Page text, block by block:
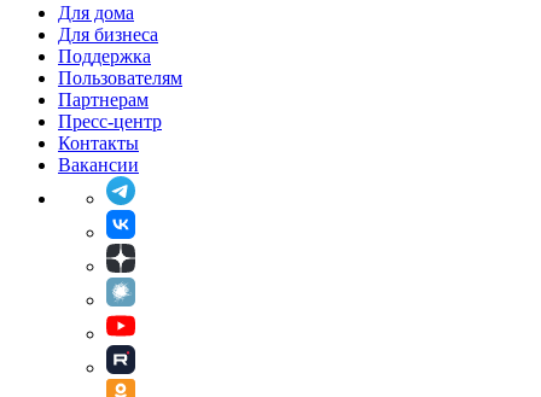
Для дома
Для бизнеса
Поддержка
Пользователям
Партнерам
Пресс-центр
Контакты
Вакансии